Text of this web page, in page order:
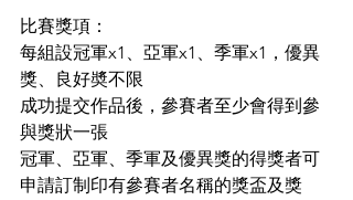
比賽獎項：
每組設冠軍x1、亞軍x1、季軍x1，優異
獎、良好奬不限
成功提交作品後，參賽者至少會得到參
與獎狀一張
冠軍、亞軍、季軍及優異獎的得獎者可
申請訂制印有參賽者名稱的獎盃及獎